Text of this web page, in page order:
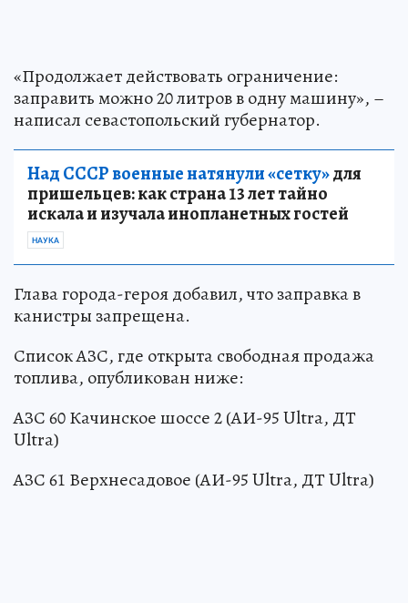
«Продолжает действовать ограничение:
заправить можно 20 литров в одну машину», –
написал севастопольский губернатор.
Над СССР военные натянули «сетку»для
пришельцев: как страна 13 лет тайно
искала и изучала инопланетных гостей
НАУКА
Глава города-героя добавил, что заправка в
канистры запрещена.
Список АЗС, где открыта свободная продажа
топлива, опубликован ниже:
АЗС 60 Качинское шоссе 2 (АИ-95 Ultra, ДТ
Ultra)
АЗС 61 Верхнесадовое (АИ-95 Ultra, ДТ Ultra)